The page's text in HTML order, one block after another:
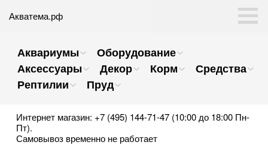
Акватема.рф
Аквариумы
Оборудование
Аксессуары
Декор Корм
Средства
Рептилии
Пруд
Интернет магазин: +7 (495) 144-71-47 (10:00 до 18:00 Пн-
Пт).
Самовывоз временно не работает